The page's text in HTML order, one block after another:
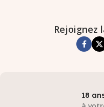
Rejoignez
18